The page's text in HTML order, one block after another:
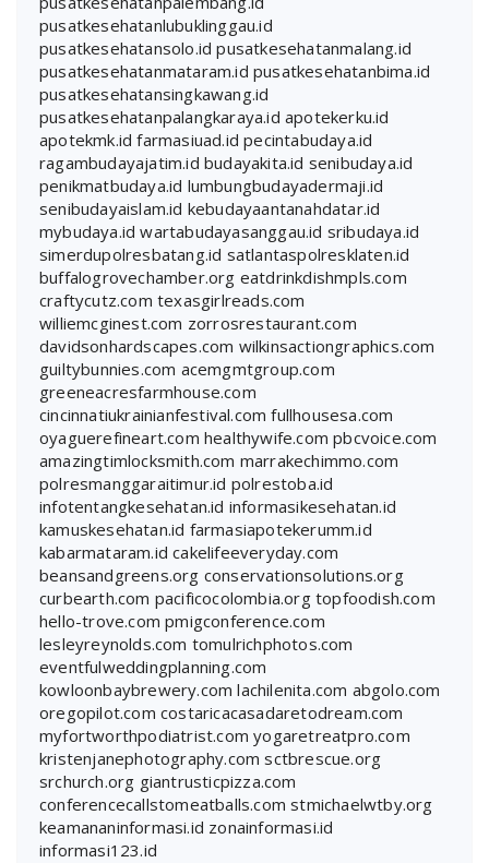
pusatkesehatanlubuklinggau.id
pusatkesehatansolo.id pusatkesehatanmalang.id
pusatkesehatanmataram.id pusatkesehatanbima.id
pusatkesehatansingkawang.id
pusatkesehatanpalangkaraya.id apotekerku.id
apotekmk.id farmasiuad.id pecintabudaya.id
ragambudayajatim.id budayakita.id senibudaya.id
penikmatbudaya.id lumbungbudayadermaji.id
senibudayaislam.id kebudayaantanahdatar.id
mybudaya.id wartabudayasanggau.id sribudaya.id
simerdupolresbatang.id satlantaspolresklaten.id
buffalogrovechamber.org eatdrinkdishmpls.com
craftycutz.com texasgirlreads.com
williemcginest.com zorrosrestaurant.com
davidsonhardscapes.com wilkinsactiongraphics.com
guiltybunnies.com acemgmtgroup.com
greeneacresfarmhouse.com
cincinnatiukrainianfestival.com fullhousesa.com
oyaguerefineart.com healthywife.com pbcvoice.com
amazingtimlocksmith.com marrakechimmo.com
polresmanggaraitimur.id polrestoba.id
infotentangkesehatan.id informasikesehatan.id
kamuskesehatan.id farmasiapotekerumm.id
kabarmataram.id cakelifeeveryday.com
beansandgreens.org conservationsolutions.org
curbearth.com pacificocolombia.org topfoodish.com
hello-trove.com pmigconference.com
lesleyreynolds.com tomulrichphotos.com
eventfulweddingplanning.com
kowloonbaybrewery.com lachilenita.com abgolo.com
oregopilot.com costaricacasadaretodream.com
myfortworthpodiatrist.com yogaretreatpro.com
kristenjanephotography.com sctbrescue.org
srchurch.org giantrusticpizza.com
conferencecallstomeatballs.com stmichaelwtby.org
keamananinformasi.id zonainformasi.id
informasi123.id